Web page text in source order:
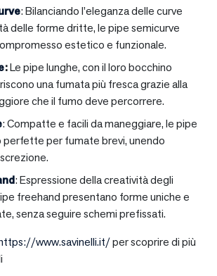
: Bilanciando l’eleganza delle curve
delle forme dritte, le pipe semicurve
estetico e funzionale.
:Le pipe lunghe, con il loro bocchino
una fumata più fresca grazie alla
che il fumo deve percorrere.
: Compatte e facili da maneggiare, le pipe
perfette per fumate brevi, unendo
: Espressione della creatività degli
freehand presentano forme uniche e
senza seguire schemi prefissati.
www.savinelli.it/per scoprire di più